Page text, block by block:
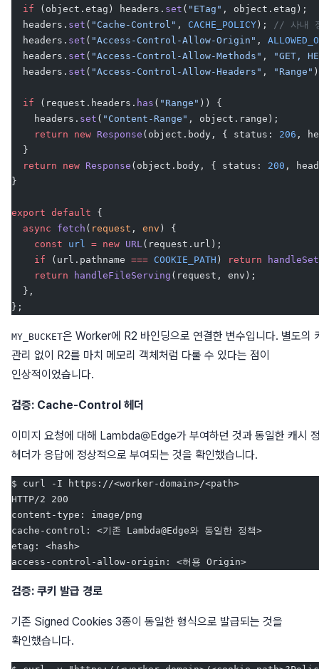
  if
(object.etag) headers. set ( "ETag" , object.etag);
  headers.
set ( "Cache-Control" , CACHE_POLICY );
// 사내
  headers.
set ( "Access-Control-Allow-Origin" ,
  headers.
set ( "Access-Control-Allow-Methods" ,
"GET,
  headers.
set ( "Access-Control-Allow-Headers" , "Range"
  if
(request.headers. has ( "Range" )) {
    headers.
set ( "Content-Range" , object.range);
    return
new Response (object.body, { status: 206 ,
  }
  return
new Response (object.body, { status: 200 ,
}
export default {
  async
fetch ( request , env ) {
    const
url = new URL(request.url);
    if
(url.pathname === COOKIE_PATH ) return
    return
handleFileServing (request, env);
  },
};
MY_BUCKET은 Worker에 R2 바인딩으로 연결한 변수입니다. 별도의
관리 없이 R2를 마치 메모리 객체처럼 다룰 수 있다는 점이
인상적이었습니다.
검증: Cache-Control 헤더
이미지 요청에 대해 Lambda@Edge가 부여하던 것과 동일한 캐시
헤더가 응답에 정상적으로 부여되는 것을 확인했습니다.
$ curl -I https://<worker-domain>/<path>
HTTP/2 200
content-type: image/png
cache-control: <기존 Lambda@Edge와 동일한 정책>
etag: <hash>
access-control-allow-origin: <허용 Origin>
검증: 쿠키 발급 경로
기존 Signed Cookies 3종이 동일한 형식으로 발급되는 것을
확인했습니다.